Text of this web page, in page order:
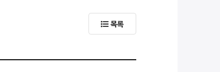
목록